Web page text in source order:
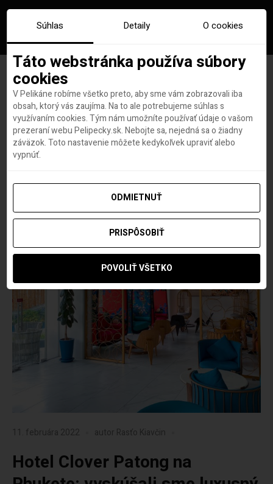
Značka:thajsko COE
11. februára 2022 autor Rasťo Kiavčin
Hotel Clover Patong na
Súhlas Detaily O cookies
Táto webstránka používa súbory
cookies
V Pelikáne robíme všetko preto, aby sme vám zobrazovali iba
obsah, ktorý vás zaujíma. Na to ale potrebujeme súhlas s
využívaním cookies. Tým nám umožníte používať údaje o vašom
prezeraní webu Pelipecky.sk. Nebojte sa, nejedná sa o žiadny
záväzok. Toto nastavenie môžete kedykoľvek upraviť alebo
vypnúť.
ODMIETNUŤ
PRISPÔSOBIŤ
POVOLIŤ VŠETKO